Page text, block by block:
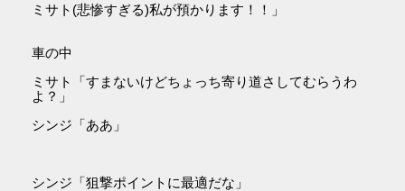
ミサト(悲惨すぎる)私が預かります！！」
車の中
ミサト「すまないけどちょっち寄り道さしてむらうわ
よ？」
シンジ「ああ」
シンジ「狙撃ポイントに最適だな」